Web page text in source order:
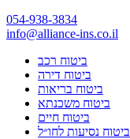
054-938-3834
info@alliance-ins.co.il
ביטוח רכב
ביטוח דירה
ביטוח בריאות
ביטוח משכנתא
ביטוח חיים
ביטוח נסיעות לחו״ל